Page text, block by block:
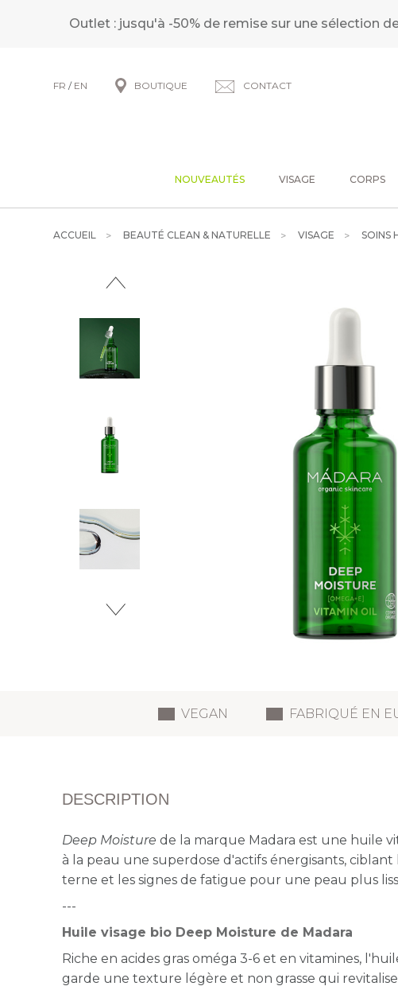
Outlet : jusqu'à -50% de remise sur une sélection
FR / EN BOUTIQUE CONTACT
NOUVEAUTÉS VISAGE CORPS
ACCUEIL BEAUTÉ CLEAN & NATURELLE VISAGE SOINS
VEGAN FABRIQUÉ EN
DESCRIPTION
Deep Moisture de la marque Madara est une huile
à la peau une superdose d'actifs énergisants, ciblant
terne et les signes de fatigue pour une peau plus
---
Huile visage bio Deep Moisture de Madara
Riche en acides gras oméga 3-6 et en vitamines,
garde une texture légère et non grasse qui